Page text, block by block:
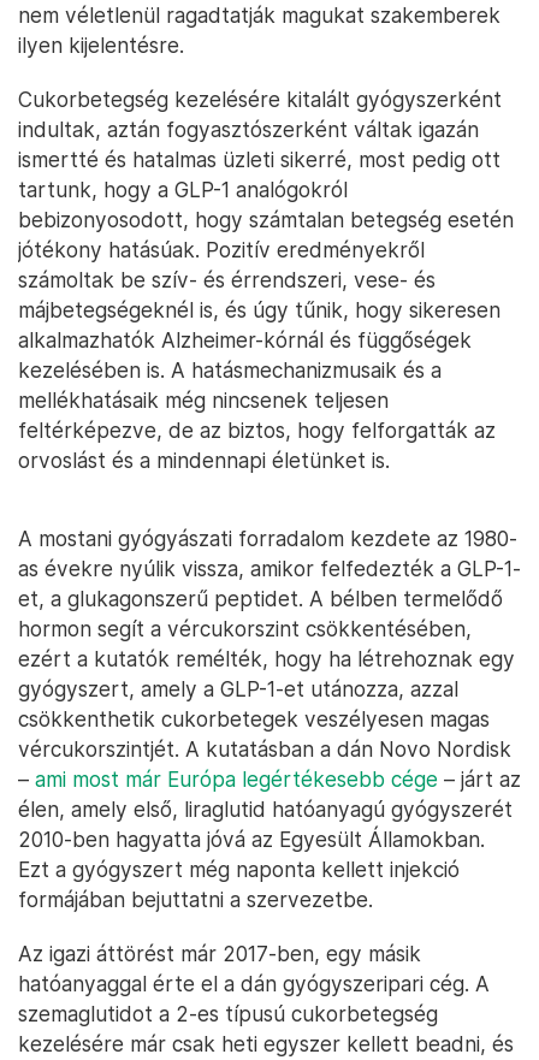
nem véletlenül ragadtatják magukat szakemberek
ilyen kijelentésre.
Cukorbetegség kezelésére kitalált gyógyszerként
indultak, aztán fogyasztószerként váltak igazán
ismertté és hatalmas üzleti sikerré, most pedig ott
tartunk, hogy a GLP-1 analógokról
bebizonyosodott, hogy számtalan betegség esetén
jótékony hatásúak. Pozitív eredményekről
számoltak be szív- és érrendszeri, vese- és
májbetegségeknél is, és úgy tűnik, hogy sikeresen
alkalmazhatók Alzheimer-kórnál és függőségek
kezelésében is. A hatásmechanizmusaik és a
mellékhatásaik még nincsenek teljesen
feltérképezve, de az biztos, hogy felforgatták az
orvoslást és a mindennapi életünket is.
A mostani gyógyászati forradalom kezdete az 1980-
as évekre nyúlik vissza, amikor felfedezték a GLP-1-
et, a glukagonszerű peptidet. A bélben termelődő
hormon segít a vércukorszint csökkentésében,
ezért a kutatók remélték, hogy ha létrehoznak egy
gyógyszert, amely a GLP-1-et utánozza, azzal
csökkenthetik cukorbetegek veszélyesen magas
vércukorszintjét. A kutatásban a dán Novo Nordisk
– ami most már Európa legértékesebb cége – járt az
élen, amely első, liraglutid hatóanyagú gyógyszerét
2010-ben hagyatta jóvá az Egyesült Államokban.
Ezt a gyógyszert még naponta kellett injekció
formájában bejuttatni a szervezetbe.
Az igazi áttörést már 2017-ben, egy másik
hatóanyaggal érte el a dán gyógyszeripari cég. A
szemaglutidot a 2-es típusú cukorbetegség
kezelésére már csak heti egyszer kellett beadni, és